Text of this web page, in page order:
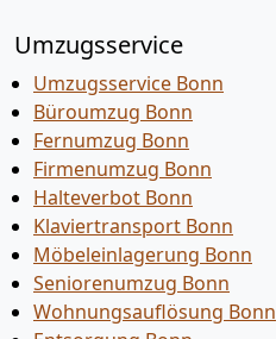
Umzugsservice
Umzugsservice Bonn
Büroumzug Bonn
Fernumzug Bonn
Firmenumzug Bonn
Halteverbot Bonn
Klaviertransport Bonn
Möbeleinlagerung Bonn
Seniorenumzug Bonn
Wohnungsauflösung Bonn